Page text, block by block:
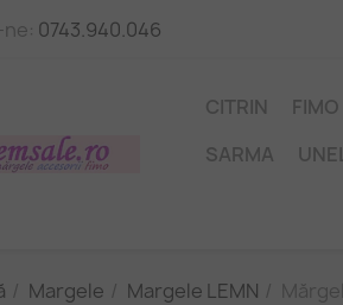
0743.940.046
CITRIN FIMO
SARMA
Margele Margele LEMN